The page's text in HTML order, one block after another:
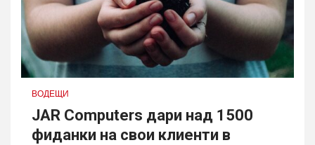
ВОДЕЩИ
JAR Computers дари над 1500
фиданки на свои клиенти в